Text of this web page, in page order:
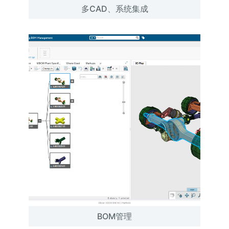
多CAD、系统集成
BOM管理